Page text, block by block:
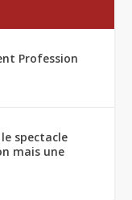
Profession
spectacle
mais une